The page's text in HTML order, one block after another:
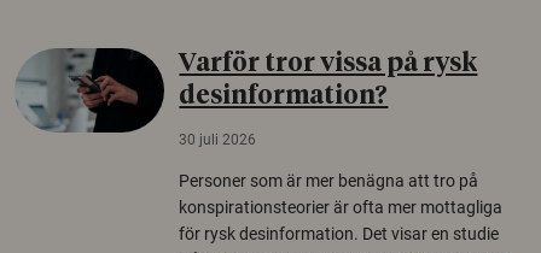
Varför tror vissa på rysk
desinformation?
30 juli 2026
Personer som är mer benägna att tro på
konspirationsteorier är ofta mer mottagliga
för rysk desinformation. Det visar en studie